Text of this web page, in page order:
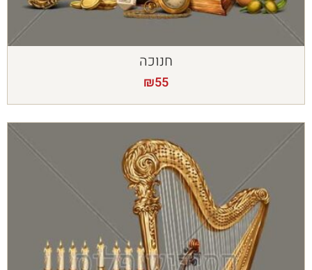
חנוכה
₪55